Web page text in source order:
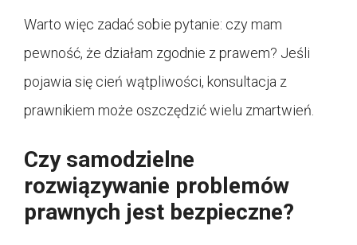
Warto więc zadać sobie pytanie: czy mam
pewność, że działam zgodnie z prawem? Jeśli
pojawia się cień wątpliwości, konsultacja z
prawnikiem może oszczędzić wielu zmartwień.
Czy samodzielne
rozwiązywanie problemów
prawnych jest bezpieczne?